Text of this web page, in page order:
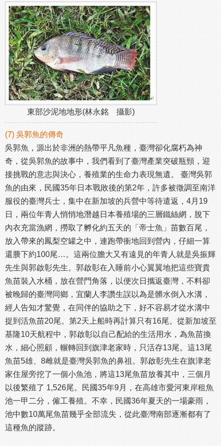
東部沙泥地地形(林永銘 攝影)
(7) 吳郭魚的傳奇
吳郭魚，源出於非洲的熱帶平凡魚種，臺灣卻化腐朽為神
奇，從吳郭魚的故事中，我們看到了臺灣產業突破瓶頸，迎
接挑戰的意志與決心，養殖業的生命力表現無遺。 臺灣吳郭
魚的由來，民國35年日本戰敗後的第2年，許多被徵調至南洋
服役的臺灣兵士，集中在新加坡的兵營中等待遣返，4月19
日，兩位年青人悄悄地潛越日本養殖場的三層鐵絲網，脫下
內衣充當漁網，撈取了孵化約五天的「帝士魚」苗數百尾，
放入帶來的鳳梨空罐之中，連跑帶衝地回到營內，仔細一算
還賸下約100尾…。這兩位膽大又有遠見的年青人就是吳振輝
先生與郭啟彰先生。郭啟彰在入睡前小心翼翼地把這些寶貴
魚苗裝入水桶，放在營門角落，以便次日攜返臺灣，不料卻
被晚歸的臺灣同鄉，宜蘭人李讚生誤以為是髒水倒入水溝，
經人告知才驚覺，在同伴的協助之下，好不容易才從水溝中
捉到活魚苗20尾。第2天上船時再計算只有16尾。從新加坡至
基隆10天航程中，郭啟彰以自己配給的生活用水，為魚苗換
水，細心照顧，輾轉回到旗津老家時，只活存13尾。這13尾
魚苗5雄、8雌就是臺灣吳郭魚的鼻祖。郭啟彰先生在旗津老
家住屋旁挖了一個小魚池，將這13尾魚苗放養其中，三個月
以後繁殖了 1,526尾。民國35年9月，在高雄市愛河東岸租魚
池一甲二分，僱工養殖。不幸，民國36年夏天的一場豪雨，
池中數10萬尾魚苗幾乎全部流失，從此臺灣南部逐漸都有了
這種魚的蹤跡。